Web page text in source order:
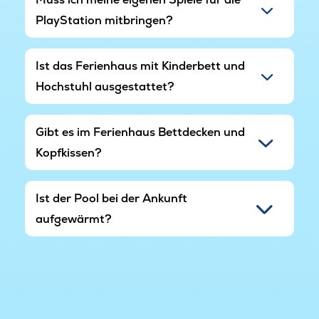
PlayStation mitbringen?
Ist das Ferienhaus mit Kinderbett und
Hochstuhl ausgestattet?
Gibt es im Ferienhaus Bettdecken und
Kopfkissen?
Ist der Pool bei der Ankunft
aufgewärmt?